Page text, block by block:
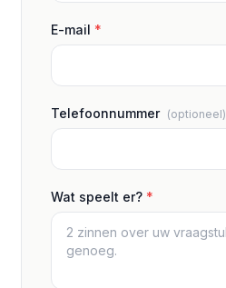
E-mail *
Telefoonnummer (optioneel)
Wat speelt er? *